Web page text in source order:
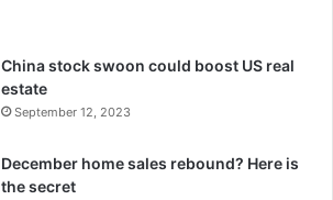
China stock swoon could boost US real
estate
September 12, 2023
December home sales rebound? Here is
the secret